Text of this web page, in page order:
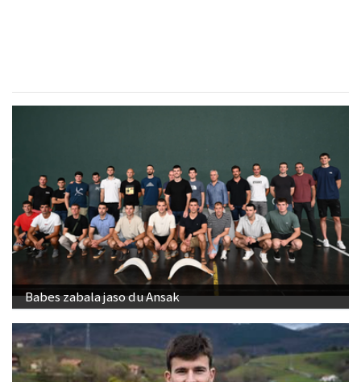
Babes zabala jaso du Ansak